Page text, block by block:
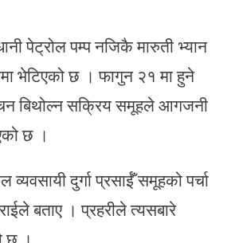
पेट्रोल पम्प नजिकै मारुती भ्यान
भेटिएको छ । फागुन २१ मा हुने
बिथोल्न सक्रिय समूहले आगजनी
छ ।
दुर्गा प्रसाईँ समूहको पर्चा
बताए । प्रहरीले त्यसबारे